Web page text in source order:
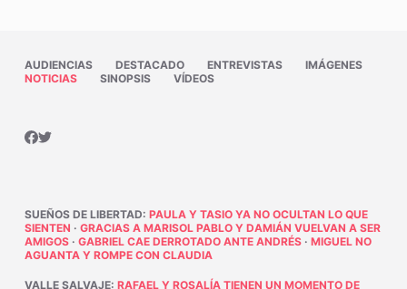
AUDIENCIAS DESTACADO ENTREVISTAS
IMÁGENES
NOTICIAS
SINOPSIS VÍDEOS
SUEÑOS DE LIBERTAD: PAULA Y TASIO YA NO OCULTAN LO QUE
SIENTEN · GRACIAS A MARISOL PABLO Y DAMIÁN VUELVAN A SER
AMIGOS· GABRIEL CAE DERROTADO ANTE ANDRÉS· MIGUEL NO
AGUANTA Y ROMPE CON CLAUDIA
VALLE SALVAJE: RAFAEL Y ROSALÍA TIENEN UN MOMENTO DE